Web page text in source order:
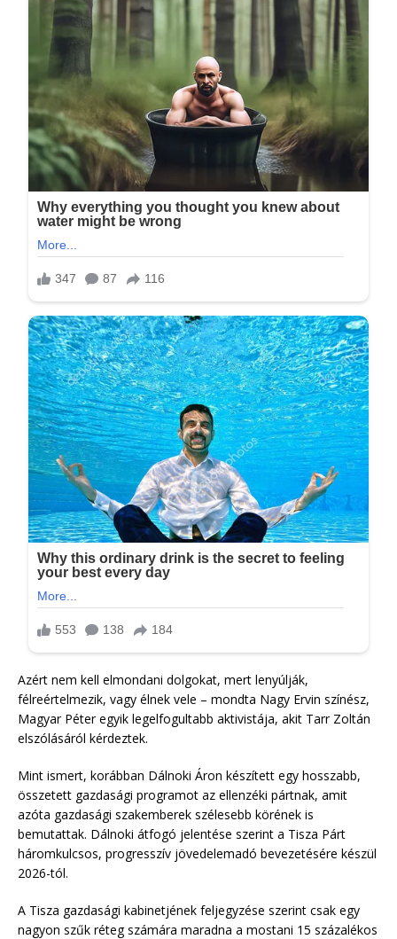
Azért nem kell elmondani dolgokat, mert lenyúlják,
félreértelmezik, vagy élnek vele – mondta Nagy Ervin színész,
Magyar Péter egyik legelfogultabb aktivistája, akit Tarr Zoltán
elszólásáról kérdeztek.
Mint ismert, korábban Dálnoki Áron készített egy hosszabb,
összetett gazdasági programot az ellenzéki pártnak, amit
azóta gazdasági szakemberek szélesebb körének is
bemutattak. Dálnoki átfogó jelentése szerint a Tisza Párt
háromkulcsos, progresszív jövedelemadó bevezetésére készül
2026-tól.
A Tisza gazdasági kabinetjének feljegyzése szerint csak egy
nagyon szűk réteg számára maradna a mostani 15 százalékos